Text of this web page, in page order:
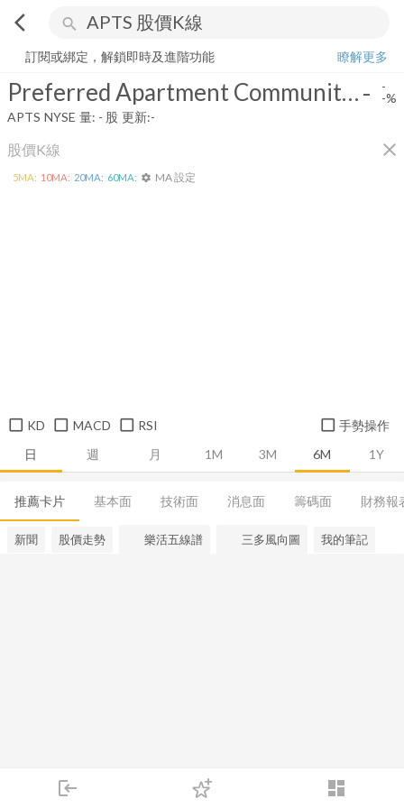
arrow_back_ios search
login dashboard
下單
Preferred Apartment Communities, Inc.
訂閱或綁定，解鎖即時及進階功能
瞭解更多
Preferred Apartment Communities, Inc.- -
-%
APTS NYSE 量: - 股 更新:-
股價K線 close
日 週 月 1M 3M 6M 1Y
5MA: 10MA: 20MA: 60MA: settings MA 設定
KD MACD RSI 手勢操作
推薦卡片 基本面 技術面 消息面 籌碼面 財務報
新聞 股價走勢 樂活五線譜 三多風向圖 我的筆記